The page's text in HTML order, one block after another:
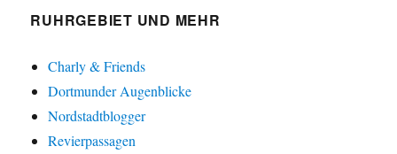
RUHRGEBIET UND MEHR
Charly & Friends
Dortmunder Augenblicke
Nordstadtblogger
Revierpassagen